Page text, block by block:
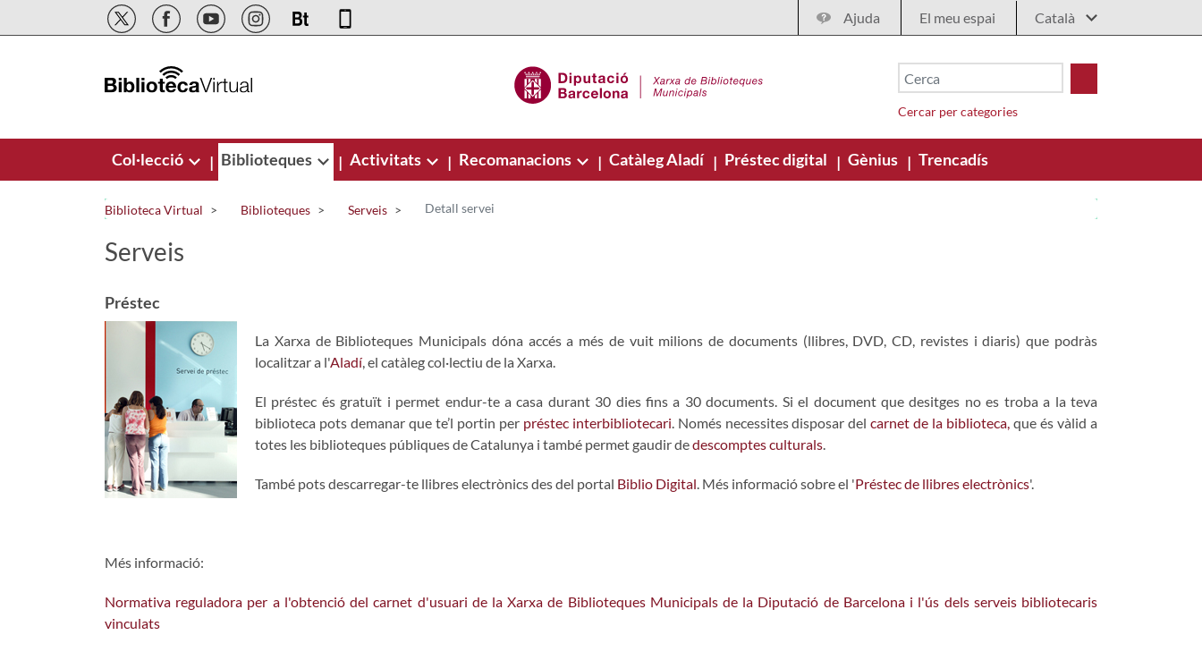
Salta al contingut principal Ajuda El meu espai
Cercar per categories
Col·lecció | Biblioteques | Activitats | Recomanacions | Catàleg Aladí | Préstec digital | Gènius | Trencadís
Biblioteca Virtual Biblioteques Serveis Detall servei
Serveis
Préstec
La Xarxa de Biblioteques Municipals dóna accés a més de vuit milions de documents (llibres, DVD, CD, revistes i diaris) que podràs
localitzar a l'Aladí, el catàleg col·lectiu de la Xarxa.
El préstec és gratuït i permet endur-te a casa durant 30 dies fins a 30 documents. Si el document que desitges no es troba a la teva
biblioteca pots demanar que te’l portin per préstec interbibliotecari. Només necessites disposar delcarnet de la biblioteca, que és vàlid a
totes les biblioteques públiques de Catalunya i també permet gaudir dedescomptes culturals.
També pots descarregar-te llibres electrònics des del portal Biblio Digital. Més informació sobre el 'Préstec de llibres electrònics'.
Més informació:
Normativa reguladora per a l'obtenció del carnet d'usuari de la Xarxa de Biblioteques Municipals de la Diputació de Barcelona i l'ús dels serveis bibliotecaris
vinculats